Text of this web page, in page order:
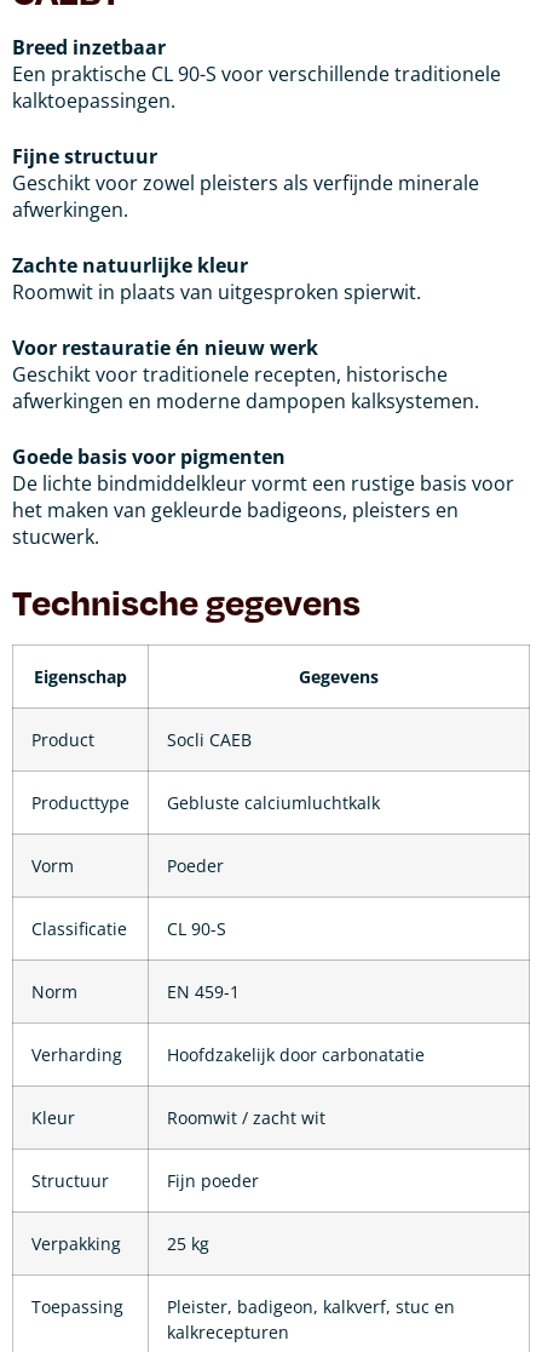
Breed inzetbaar
Een praktische CL 90-S voor verschillende traditionele
kalktoepassingen.
Fijne structuur
Geschikt voor zowel pleisters als verfijnde minerale
afwerkingen.
Zachte natuurlijke kleur
Roomwit in plaats van uitgesproken spierwit.
Voor restauratie én nieuw werk
Geschikt voor traditionele recepten, historische
afwerkingen en moderne dampopen kalksystemen.
Goede basis voor pigmenten
De lichte bindmiddelkleur vormt een rustige basis voor
het maken van gekleurde badigeons, pleisters en
stucwerk.
Technische gegevens
Eigenschap Gegevens
Product Socli CAEB
Producttype Gebluste calciumluchtkalk
Vorm Poeder
Classificatie CL 90-S
Norm EN 459-1
Verharding Hoofdzakelijk door carbonatatie
Kleur Roomwit / zacht wit
Structuur Fijn poeder
Verpakking 25 kg
Toepassing
Pleister, badigeon, kalkverf, stuc en
kalkrecepturen